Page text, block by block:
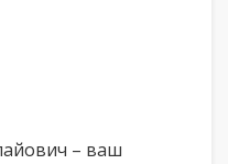
– ваш